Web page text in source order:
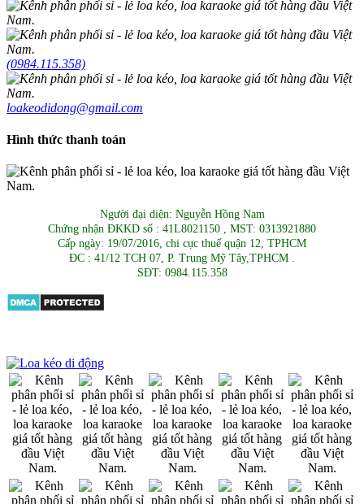
(0984.115.358)
loakeodidong@gmail.com
Hình thức thanh toán
Người đại diện: Nguyễn Hồng Nam
Chứng nhận ĐKKD số : 41L8021150 , MST: 0313921880
Cấp ngày: 19/07/2016, chi cục thuế quận 12, TPHCM
ĐC : 41/12 TCH 07, P. Trung Mỹ Tây,TPHCM .
SĐT: 0984.115.358